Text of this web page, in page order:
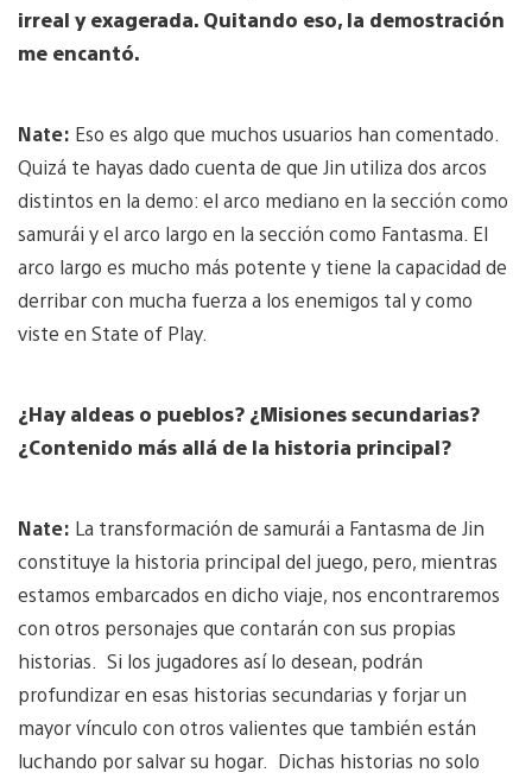
irreal y exagerada. Quitando eso, la demostración
me encantó.
Nate: Eso es algo que muchos usuarios han comentado.
Quizá te hayas dado cuenta de que Jin utiliza dos arcos
distintos en la demo: el arco mediano en la sección como
samurái y el arco largo en la sección como Fantasma. El
arco largo es mucho más potente y tiene la capacidad de
derribar con mucha fuerza a los enemigos tal y como
viste en State of Play.
¿Hay aldeas o pueblos? ¿Misiones secundarias?
¿Contenido más allá de la historia principal?
Nate: La transformación de samurái a Fantasma de Jin
constituye la historia principal del juego, pero, mientras
estamos embarcados en dicho viaje, nos encontraremos
con otros personajes que contarán con sus propias
historias. Si los jugadores así lo desean, podrán
profundizar en esas historias secundarias y forjar un
mayor vínculo con otros valientes que también están
luchando por salvar su hogar. Dichas historias no solo